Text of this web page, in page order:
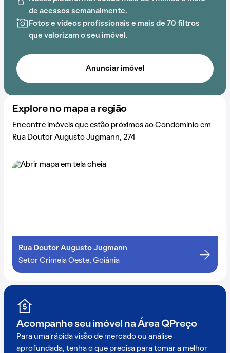
de acessos semanalmente.
Fotos e vídeos profissionais e mais de 70 filtros
que valorizam o seu imóvel.
Anunciar imóvel
Explore no mapa a região
Encontre imóveis que estão próximos ao Condomínio em
Rua Doutor Augusto Jugmann, 274
Rua Doutor Augusto Jugmann
Setor Crimeia Oeste, Goiânia
Acompanhe seu imóvel na Área QPreço
Para uma rápida visão de mercado ou análise
aprofundada, tenha o que precisa para tomar a melhor